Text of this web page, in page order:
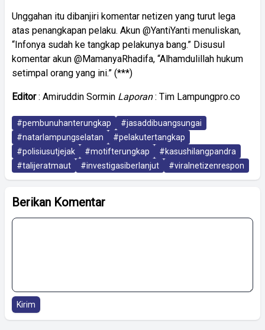
Unggahan itu dibanjiri komentar netizen yang turut lega
atas penangkapan pelaku. Akun @YantiYanti menuliskan,
“Infonya sudah ke tangkap pelakunya bang.” Disusul
komentar akun @MamanyaRhadifa, “Alhamdulillah hukum
setimpal orang yang ini.” (***)
Editor: Amiruddin Sormin Laporan: Tim Lampungpro.co
#pembunuhanterungkap
#jasaddibuangsungai
#natarlampungselatan
#pelakutertangkap
#polisiusutjejak
#motifterungkap
#kasushilangpandra
#talijeratmaut
#investigasiberlanjut #viralnetizenrespon
Berikan Komentar
Kirim